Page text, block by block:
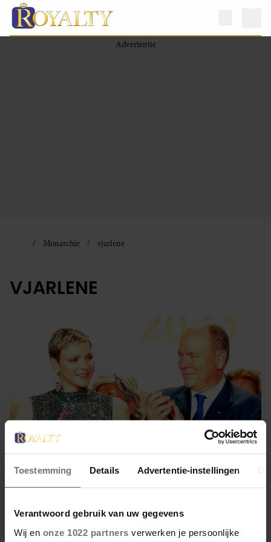
Toestemming Details Advertentie-instellingen
Verantwoord gebruik van uw gegevens
Wij en onze 1022 partners verwerken je persoonlijke
Monarchie vjarlene
VJARLENE
CHARLÈNE GEWOON WEER